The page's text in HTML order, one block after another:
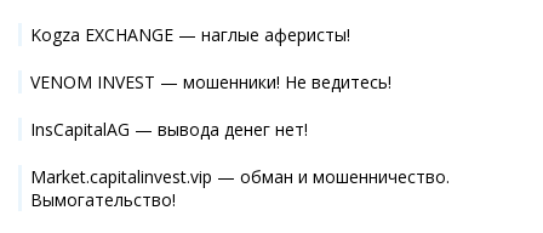
Kogza EXCHANGE — наглые аферисты!
VENOM INVEST — мошенники! Не ведитесь!
InsCapitalAG — вывода денег нет!
Market.capitalinvest.vip — обман и мошенничество.
Вымогательство!